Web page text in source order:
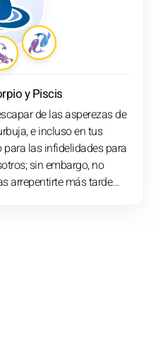
y Piscis
de las asperezas de
e incluso en tus
las infidelidades para
sin embargo, no
arrepentirte más tarde…